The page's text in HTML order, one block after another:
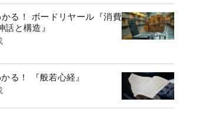
る！ ボードリヤール『消費
話と構造』
る！ 『般若心経』